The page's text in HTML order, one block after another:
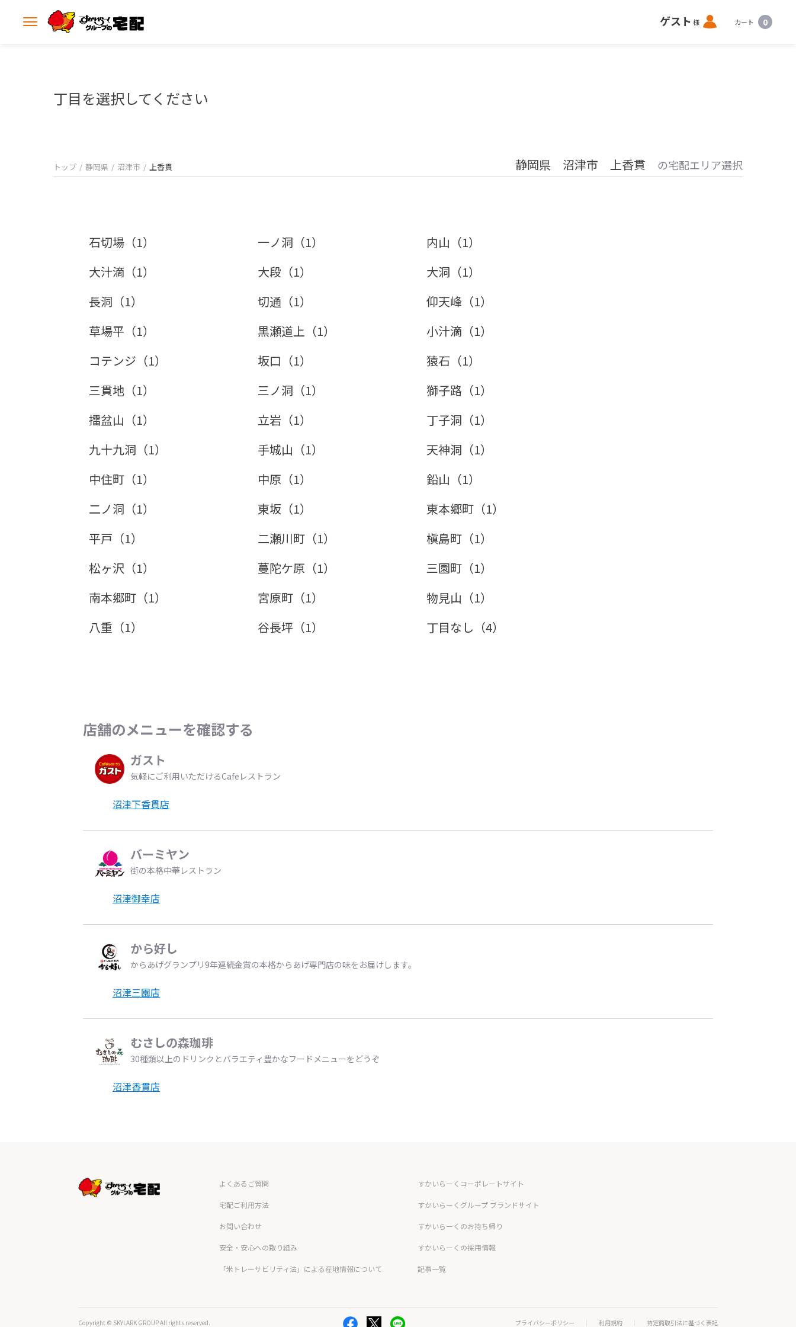
メ
ゲスト 様 ロ
グ
カート 0
丁目を選択してください
トップ 静岡県 沼津市 上香貫 静岡県 沼津市 上香貫 の宅配エリア選択
石切場（1） 一ノ洞（1）
内山（1）
大汁滴（1）
大段（1）
大洞（1）
長洞（1）
切通（1）
仰天峰（1）
草場平（1）
黒瀬道上（1）
小汁滴（1）
コテンジ（1）
坂口（1）
猿石（1）
三貫地（1）
三ノ洞（1）
獅子路（1）
擂盆山（1）
立岩（1）
丁子洞（1）
九十九洞（1）
手城山（1）
天神洞（1）
中住町（1）
中原（1）
鉛山（1）
二ノ洞（1）
東坂（1）
東本郷町（1）
平戸（1）
二瀬川町（1）
槇島町（1）
松ヶ沢（1）
蔓陀ケ原（1）
三園町（1）
南本郷町（1）
宮原町（1）
物見山（1）
八重（1）
谷長坪（1） 丁目なし（4）
店舗のメニューを確認する
ガスト
気軽にご利用いただけるCafeレストラン
沼津下香貫店
バーミヤン
街の本格中華レストラン
沼津御幸店
から好し
からあげグランプリ9年連続金賞の本格からあげ専門店の味をお届けします。
沼津三園店
むさしの森珈琲
30種類以上のドリンクとバラエティ豊かなフードメニューをどうぞ
沼津香貫店
よくあるご質問
宅配ご利用方法
お問い合わせ
安全・安心への取り組み
「米トレーサビリティ法」による産地情報について
すかいらーくコーポレートサイト
すかいらーくグループ ブランドサイト
すかいらーくのお持ち帰り
すかいらーくの採用情報
記事一覧
Copyright © SKYLARK GROUP All rights reserved. プライバシーポリシー 利用規約 特定商取引法に基づく表記